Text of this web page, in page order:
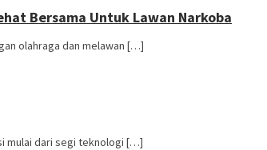
Bersama Untuk Lawan Narkoba
olahraga dan melawan […]
mulai dari segi teknologi […]